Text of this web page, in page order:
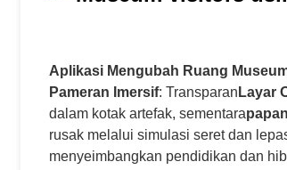
Aplikasi Mengubah Ruang
Pameran Imersif: Transparan Layar
dalam kotak artefak, sementara
rusak melalui simulasi seret dan
menyeimbangkan pendidikan dan